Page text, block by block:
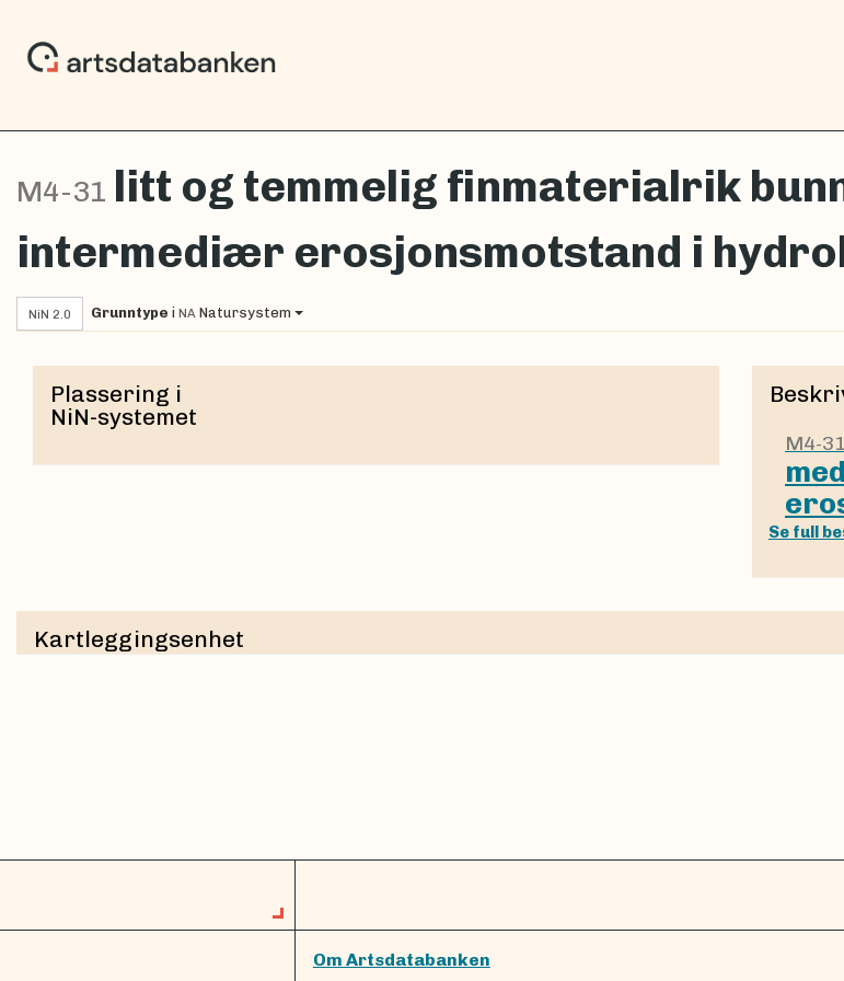
M4-31 litt og temmelig finmaterialrik
intermediær erosjonsmotstand i
NiN 2.0 Grunntype i NA Natursystem
Plassering i
NiN-systemet
M4-31
Se full
Kartleggingsenhet
Om Artsdatabanken